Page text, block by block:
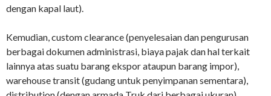
dengan kapal laut).
Kemudian, custom clearance (penyelesaian dan pengurusan
berbagai dokumen administrasi, biaya pajak dan hal terkait
lainnya atas suatu barang ekspor ataupun barang impor),
warehouse transit (gudang untuk penyimpanan sementara),